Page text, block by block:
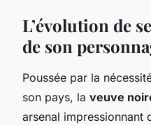
L’évolution de
de son
Poussée par la
son pays, la veuve
arsenal impressionnant